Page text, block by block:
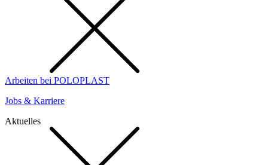
Arbeiten bei POLOPLAST
Jobs & Karriere
Aktuelles